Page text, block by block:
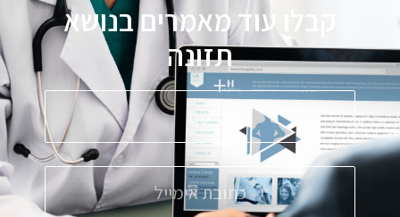
קבלו עוד מאמרים בנושא
תזונה